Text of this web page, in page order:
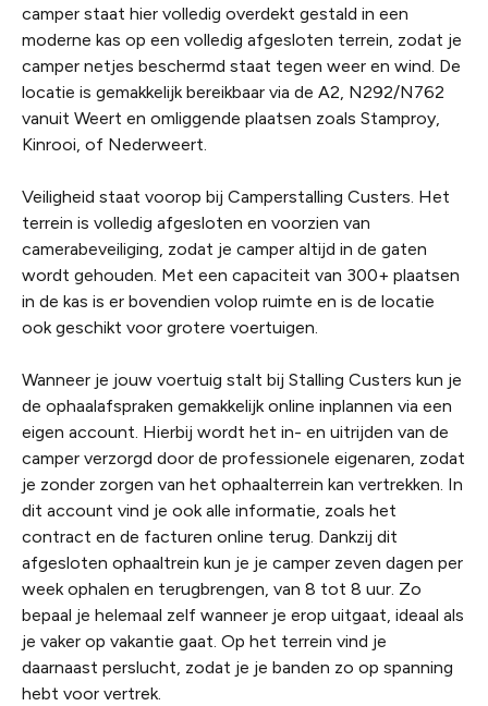
camper staat hier volledig overdekt gestald in een
moderne kas op een volledig afgesloten terrein, zodat je
camper netjes beschermd staat tegen weer en wind. De
locatie is gemakkelijk bereikbaar via de A2, N292/N762
vanuit Weert en omliggende plaatsen zoals Stamproy,
Kinrooi, of Nederweert.
Veiligheid staat voorop bij Camperstalling Custers. Het
terrein is volledig afgesloten en voorzien van
camerabeveiliging, zodat je camper altijd in de gaten
wordt gehouden. Met een capaciteit van 300+ plaatsen
in de kas is er bovendien volop ruimte en is de locatie
ook geschikt voor grotere voertuigen.
Wanneer je jouw voertuig stalt bij Stalling Custers kun je
de ophaalafspraken gemakkelijk online inplannen via een
eigen account. Hierbij wordt het in- en uitrijden van de
camper verzorgd door de professionele eigenaren, zodat
je zonder zorgen van het ophaalterrein kan vertrekken. In
dit account vind je ook alle informatie, zoals het
contract en de facturen online terug. Dankzij dit
afgesloten ophaaltrein kun je je camper zeven dagen per
week ophalen en terugbrengen, van 8 tot 8 uur. Zo
bepaal je helemaal zelf wanneer je erop uitgaat, ideaal als
je vaker op vakantie gaat. Op het terrein vind je
daarnaast perslucht, zodat je je banden zo op spanning
hebt voor vertrek.